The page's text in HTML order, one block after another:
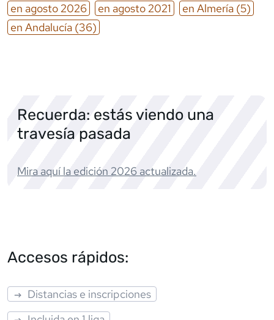
en agosto 2026 en agosto 2021 en Almería (5)
en Andalucía (36)
Recuerda: estás viendo una
travesía pasada
Mira aquí la edición 2026 actualizada.
Accesos rápidos:
Distancias e inscripciones